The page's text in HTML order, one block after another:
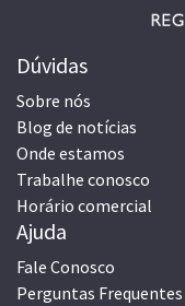
Dúvidas
Sobre nós
Blog de notícias
Onde estamos
Trabalhe conosco
Horário comercial
Ajuda
Fale Conosco
Perguntas Frequentes